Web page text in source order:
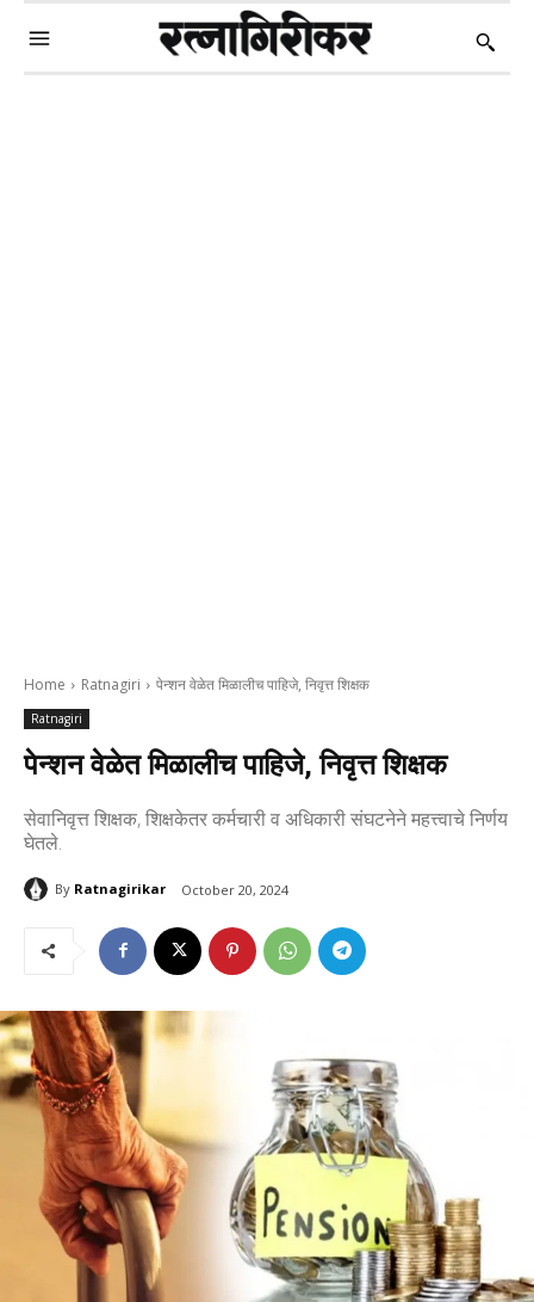
Home Ratnagiri पेन्शन वेळेत मिळालीच पाहिजे, निवृत्त शिक्षक
Ratnagiri
पेन्शन वेळेत मिळालीच पाहिजे, निवृत्त शिक्षक
सेवानिवृत्त शिक्षक, शिक्षकेतर कर्मचारी व अधिकारी संघटनेने महत्त्वाचे निर्णय
घेतले.
By Ratnagirikar October 20, 2024